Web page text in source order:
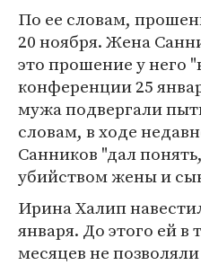
По ее словам,
20 ноября. Жена
это прошение у него
конференции 25
мужа подвергали
словам, в ходе
Санников "дал
убийством жены и
Ирина Халип
января. До этого ей в
месяцев не